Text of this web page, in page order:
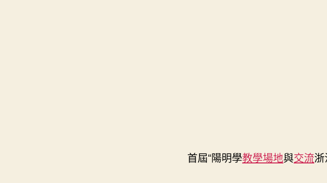
首屆“陽明學教學場地與交流